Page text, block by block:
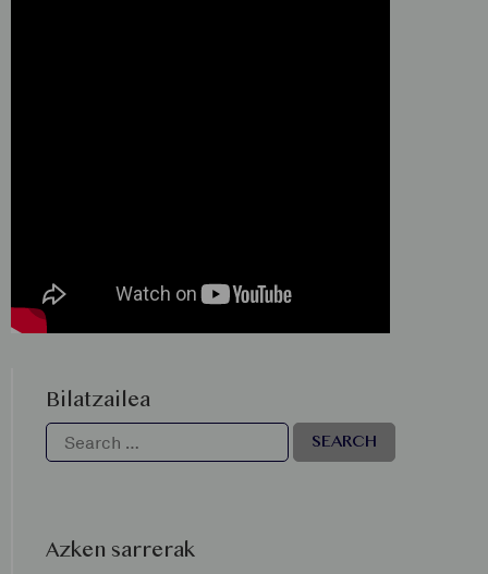
Bilatzailea
Azken sarrerak